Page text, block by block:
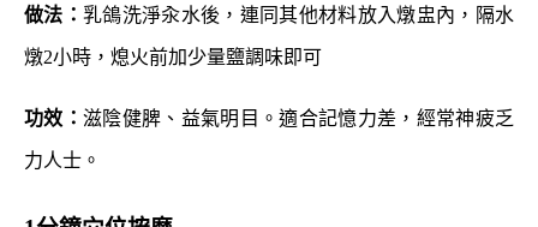
做法： 乳鴿洗淨汆水後，連同其他材料放入燉盅內，隔水
燉2小時，熄火前加少量鹽調味即可
功效： 滋陰健脾、益氣明目。適合記憶力差，經常神疲乏
力人士。